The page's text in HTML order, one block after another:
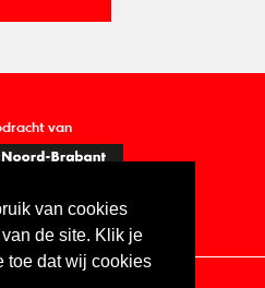
van cookies
de site. Klik je
toe dat wij cookies
van